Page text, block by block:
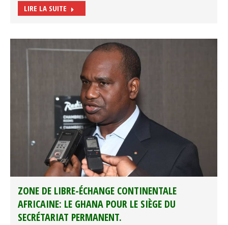
LIRE LA SUITE
ZONE DE LIBRE-ÉCHANGE CONTINENTALE
AFRICAINE: LE GHANA POUR LE SIÈGE DU
SECRÉTARIAT PERMANENT.